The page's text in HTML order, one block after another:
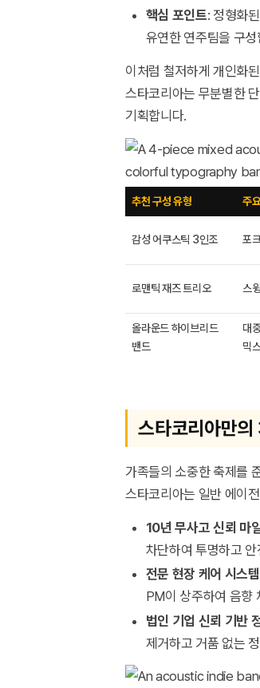
핵심 포인트: 정형화
유연한 연주팀을 구성
이처럼 철저하게 개인화
스타코리아는 무분별한
기획합니다.
추천 구성 유형 주
감성 어쿠스틱 3인조 포
로맨틱 재즈 트리오 스
올라운드 하이브리드
밴드
대
믹
스타코리아만의
가족들의 소중한 축제를
스타코리아는 일반 에이
10년 무사고 신뢰 마
차단하여 투명하고
전문 현장 케어 시스템
PM이 상주하여 음향
법인 기업 신뢰 기반
제거하고 거품 없는